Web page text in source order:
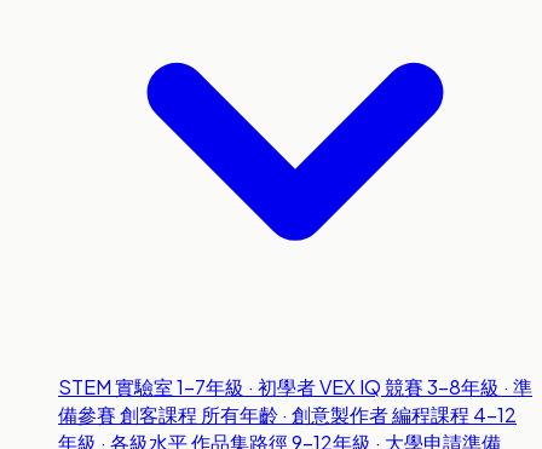
STEM 實驗室1-7年級 · 初學者VEX IQ 競賽3-8年級 · 準
備參賽創客課程 所有年齡 · 創意製作者編程課程 4-12
年級 · 各級水平作品集路徑9-12年級 · 大學申請準備